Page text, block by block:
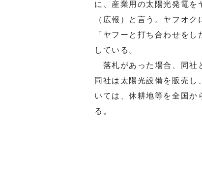
に、産業用の太陽光発電を
（広報）と言う。ヤフオ
「ヤフーと打ち合わせを
している。
落札があった場合、同社
同社は太陽光設備を販売し
いては、休耕地等を全国か
る。